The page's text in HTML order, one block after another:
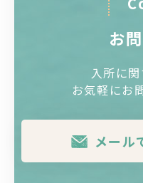
お
入所に関
お気軽にお
メール